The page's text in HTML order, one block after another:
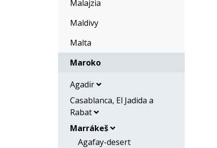
Malajzia
Maldivy
Malta
Maroko
Agadir
Casablanca, El Jadida a
Rabat
Marrákeš
Agafay-desert